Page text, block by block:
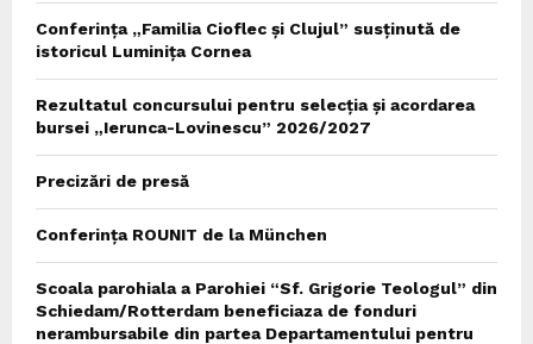
Conferința „Familia Cioflec și Clujul” susținută de
istoricul Luminița Cornea
Rezultatul concursului pentru selecția și acordarea
bursei „Ierunca-Lovinescu” 2026/2027
Precizări de presă
Conferința ROUNIT de la München
Scoala parohiala a Parohiei “Sf. Grigorie Teologul” din
Schiedam/Rotterdam beneficiaza de fonduri
nerambursabile din partea Departamentului pentru